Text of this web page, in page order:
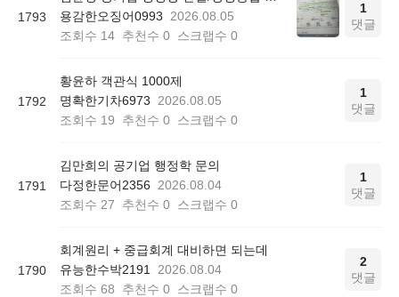
1793
용감한오징어0993
2026.08.05
조회수 14 추천수 0 스크랩수 0
1
댓글
1792
황윤하 객관식 1000제
명확한기차6973
2026.08.05
조회수 19 추천수 0 스크랩수 0
1
댓글
1791
김만희의 공기업 행정학 문의
다정한문어2356
2026.08.04
조회수 27 추천수 0 스크랩수 0
1
댓글
1790
회계원리 + 중급회계 대비하면 되는데
유능한수박2191
2026.08.04
조회수 68 추천수 0 스크랩수 0
2
댓글